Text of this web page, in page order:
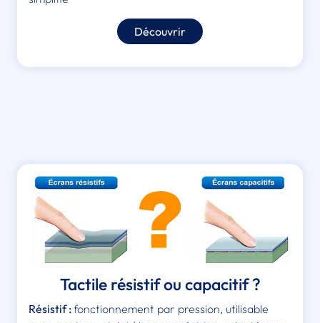
Découvrir
Tactile résistif ou capacitif ?
Résistif :fonctionnement par pression, utilisable